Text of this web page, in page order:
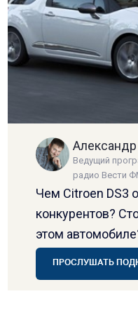
Ведущий
радио Вести
Чем Citroen DS3
конкурентов?
этом
ПРОСЛУШАТЬ